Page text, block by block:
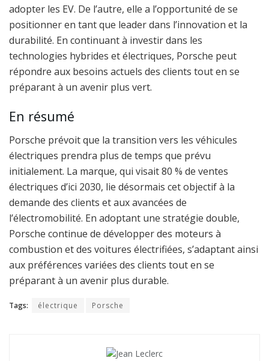
adopter les EV. De l’autre, elle a l’opportunité de se
positionner en tant que leader dans l’innovation et la
durabilité. En continuant à investir dans les
technologies hybrides et électriques, Porsche peut
répondre aux besoins actuels des clients tout en se
préparant à un avenir plus vert.
En résumé
Porsche prévoit que la transition vers les véhicules
électriques prendra plus de temps que prévu
initialement. La marque, qui visait 80 % de ventes
électriques d’ici 2030, lie désormais cet objectif à la
demande des clients et aux avancées de
l’électromobilité. En adoptant une stratégie double,
Porsche continue de développer des moteurs à
combustion et des voitures électrifiées, s’adaptant ainsi
aux préférences variées des clients tout en se
préparant à un avenir plus durable.
Tags: électrique Porsche